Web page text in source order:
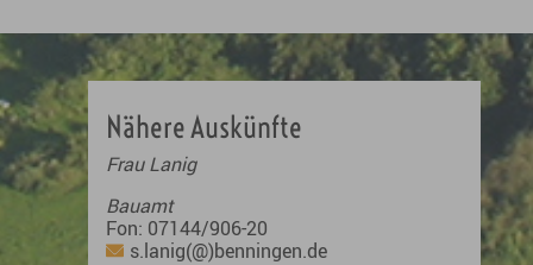
Nähere Auskünfte
Frau Lanig
Bauamt
Fon: 07144/906-20
s.lanig(@)benningen.de